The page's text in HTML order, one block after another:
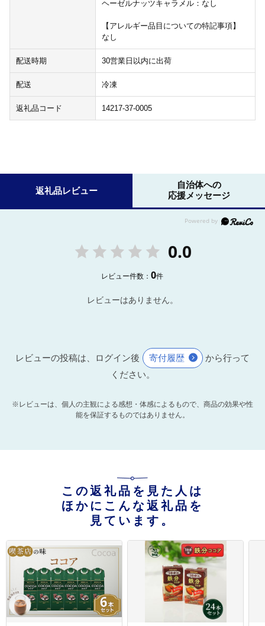
ヘーゼルナッツキャラメル：なし
【アレルギー品目についての特記事項】
なし
配送時期 30営業日以内に出荷
配送 冷凍
返礼品コード 14217-37-0005
返礼品レビュー
自治体への
応援メッセージ
0.0
レビュー件数：0件
レビューはありません。
レビューの投稿は、ログイン後 寄付履歴
から行って
ください。
※レビューは、個人の主観による感想・体感によるもので、商品の効果や性
能を保証するものではありません。
この返礼品を見た人は
ほかにこんな返礼品を
見ています。